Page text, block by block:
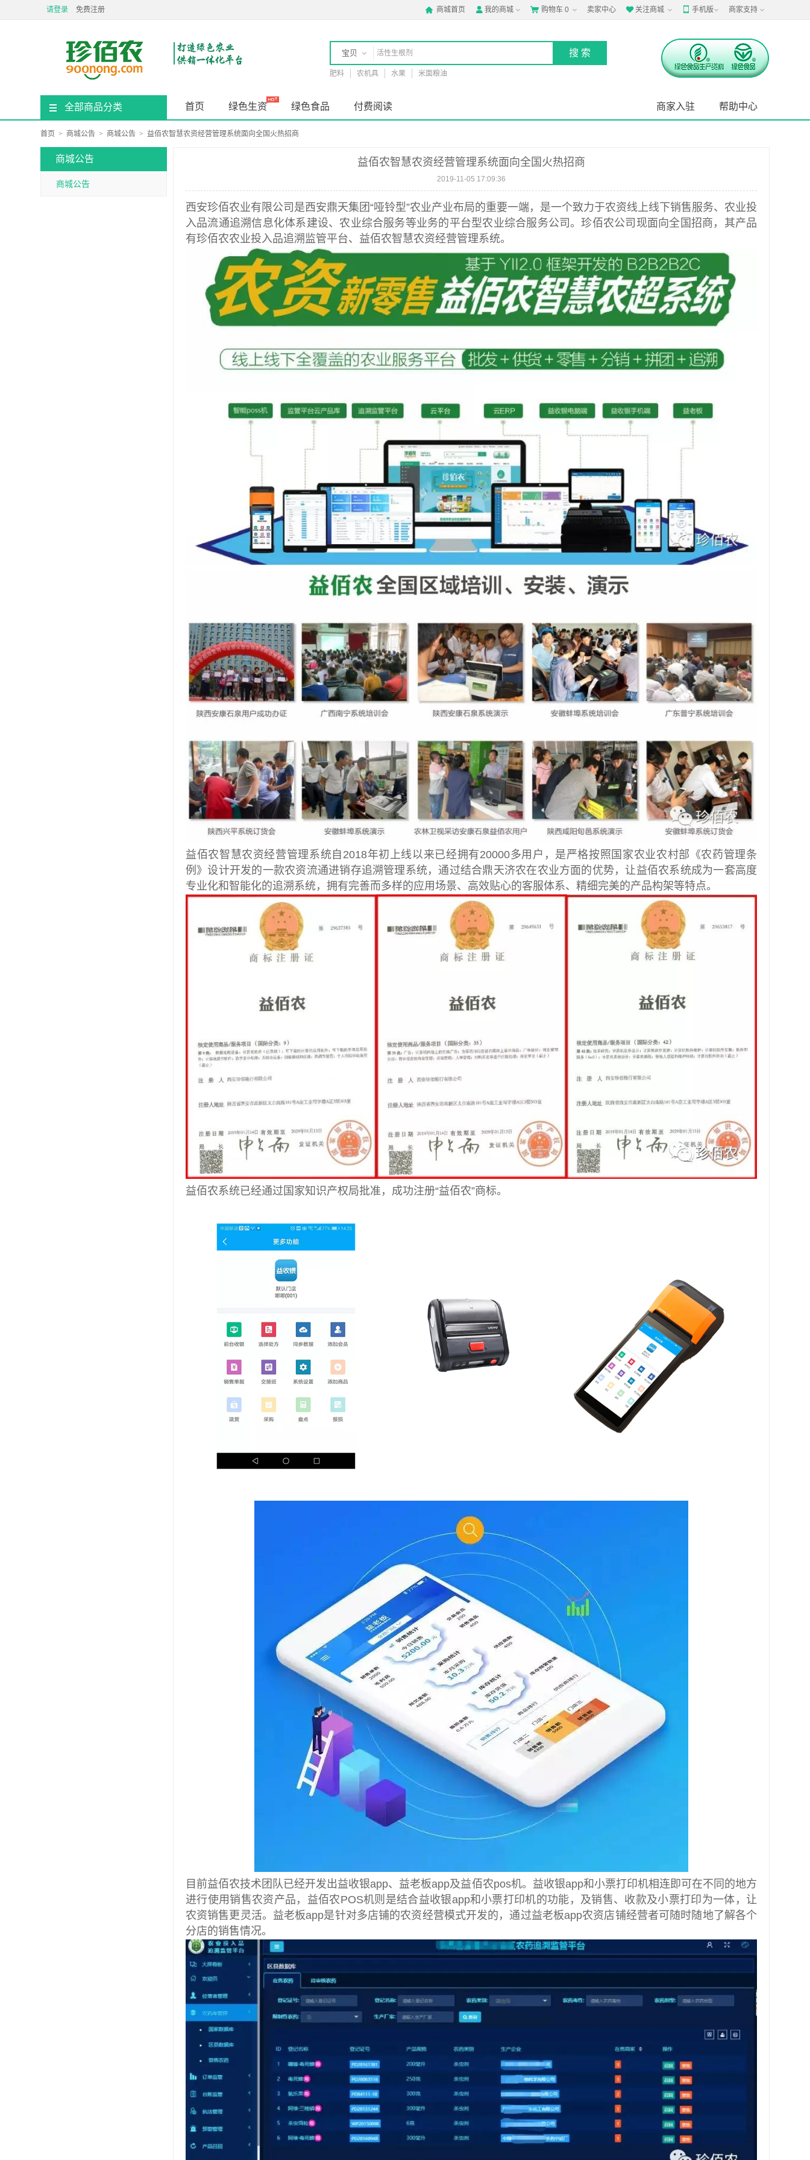
请登录 免费注册  商城首页  我的商城  购物车 0 卖家中心 关注商城 手机版 商家支持
宝贝
店铺
肥料 农机具 水果 米面粮油
全部商品分类 首页 绿色生资 绿色食品 帮助中心
商家入驻
付费阅读
首页 > 商城公告 > 商城公告 > 益佰农智慧农资经营管理系统面向全国火热招商
商城公告
商城公告
益佰农智慧农资经营管理系统面向全国火热招商
2019-11-05 17:09:36
西安珍佰农业有限公司是西安鼎天集团“哑铃型”农业产业布局的重要一端，是一个致力于农资线上线下销售服务、农业投
入品流通追溯信息化体系建设、农业综合服务等业务的平台型农业综合服务公司。珍佰农公司现面向全国招商，其产品
有珍佰农农业投入品追溯监管平台、益佰农智慧农资经营管理系统。
益佰农智慧农资经营管理系统自2018年初上线以来已经拥有20000多用户，是严格按照国家农业农村部《农药管理条
例》设计开发的一款农资流通进销存追溯管理系统，通过结合鼎天济农在农业方面的优势，让益佰农系统成为一套高度
专业化和智能化的追溯系统，拥有完善而多样的应用场景、高效贴心的客服体系、精细完美的产品构架等特点。
益佰农系统已经通过国家知识产权局批准，成功注册“益佰农”商标。
目前益佰农技术团队已经开发出益收银app、益老板app及益佰农pos机。益收银app和小票打印机相连即可在不同的地方
进行使用销售农资产品，益佰农POS机则是结合益收银app和小票打印机的功能，及销售、收款及小票打印为一体，让
农资销售更灵活。益老板app是针对多店铺的农资经营模式开发的，通过益老板app农资店铺经营者可随时随地了解各个
分店的销售情况。